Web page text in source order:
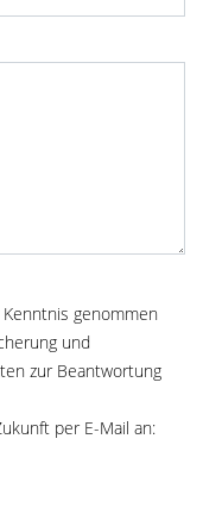
Kenntnis genommen
und
zur Beantwortung
per E-Mail an: